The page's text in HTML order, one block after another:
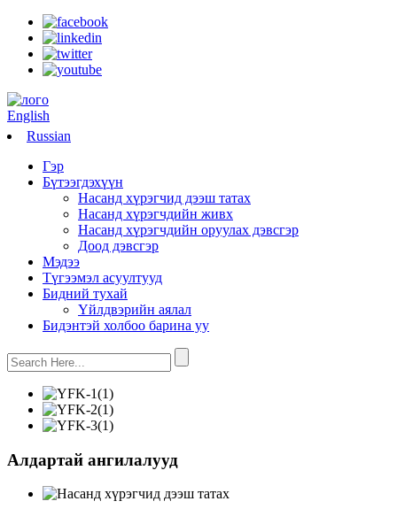
English
Russian
Гэр
Бүтээгдэхүүн
Насанд хүрэгчид дээш татах
Насанд хүрэгчдийн живх
Насанд хүрэгчдийн оруулах дэвсгэр
Доод дэвсгэр
Мэдээ
Түгээмэл асуултууд
Бидний тухай
Үйлдвэрийн аялал
Бидэнтэй холбоо барина уу
Алдартай ангилалууд